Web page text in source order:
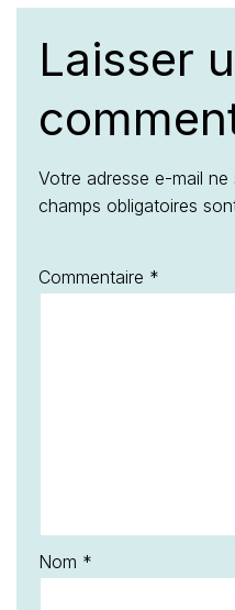
Laisser
Votre adresse e-mail ne
champs obligatoires
Commentaire *
Nom *